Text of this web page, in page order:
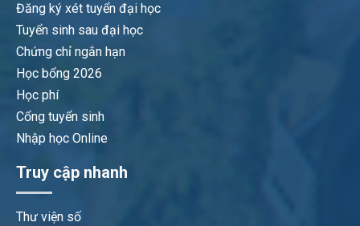
Đăng ký xét tuyển đại học
Tuyển sinh sau đại học
Chứng chỉ ngắn hạn
Học bổng 2026
Học phí
Cổng tuyển sinh
Nhập học Online
Truy cập nhanh
Thư viện số